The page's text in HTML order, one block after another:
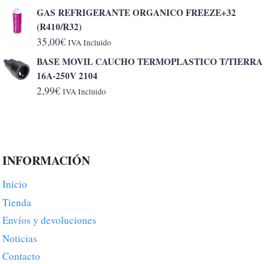
de
desde
5,20€
hasta
6,50€
GAS REFRIGERANTE ORGANICO FREEZE+32
(R410/R32)
35,00€ IVA Incluido
BASE MOVIL CAUCHO TERMOPLASTICO T/TIERRA
16A-250V 2104
2,99€ IVA Incluido
INFORMACIÓN
Inicio
Tienda
Envíos y devoluciones
Noticias
Contacto